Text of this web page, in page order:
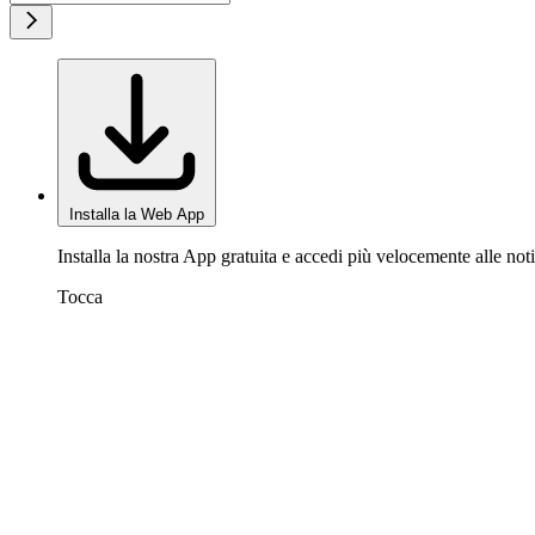
Installa la Web App
Installa la nostra App gratuita e accedi più velocemente alle
Tocca